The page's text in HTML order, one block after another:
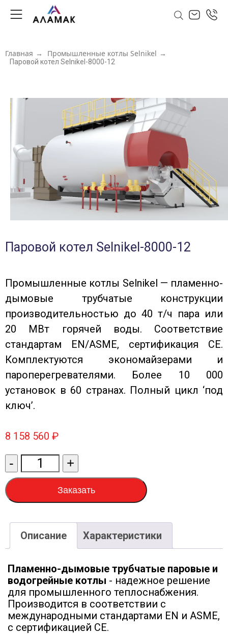
Главная → Промышленные котлы Selnikel →
Паровой котел Selnikel-8000-12
Паровой котел Selnikel-8000-12
Промышленные котлы Selnikel — пламенно-
дымовые трубчатые конструкции
производительностью до 40 т/ч пара или
20 МВт горячей воды. Соответствие
стандартам EN/ASME, сертификация CE.
Комплектуются экономайзерами и
пароперегревателями. Более 10 000
установок в 60 странах. Полный цикл ‘под
ключ’.
8 158 560 ₽
-
Количество
товара
Паровой
котел
Selnikel-
8000-
+
Заказать
Описание Характеристики
Пламенно-дымовые трубчатые паровые и
водогрейные котлы - надежное решение
для промышленного теплоснабжения.
Производится в соответствии с
международными стандартами EN и ASME,
с сертификацией CE.